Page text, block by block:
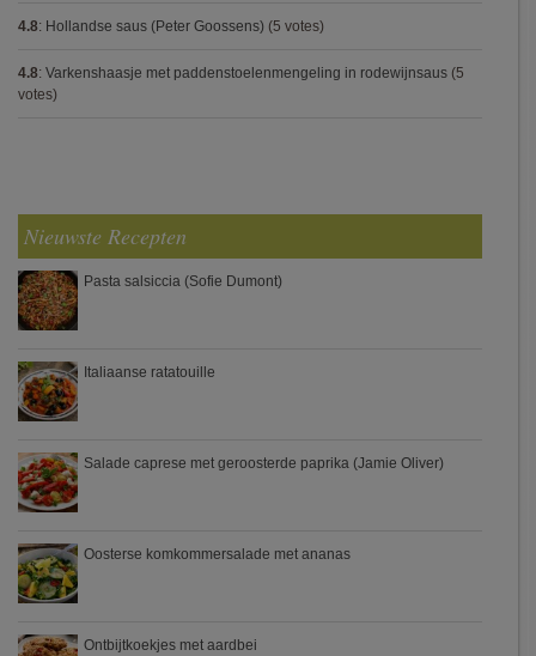
4.8: Hollandse saus (Peter Goossens) (5 votes)
4.8: Varkenshaasje met paddenstoelenmengeling in rodewijnsaus (5
votes)
Nieuwste Recepten
Pasta salsiccia (Sofie Dumont)
Italiaanse ratatouille
Salade caprese met geroosterde paprika (Jamie Oliver)
Oosterse komkommersalade met ananas
Ontbijtkoekjes met aardbei